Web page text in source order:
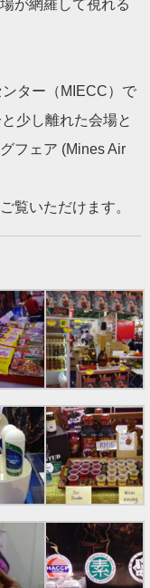
が網羅して視れる
ター（MIECC）で
少し離れた会場と
フェア (Mines Air
覧いただけます。